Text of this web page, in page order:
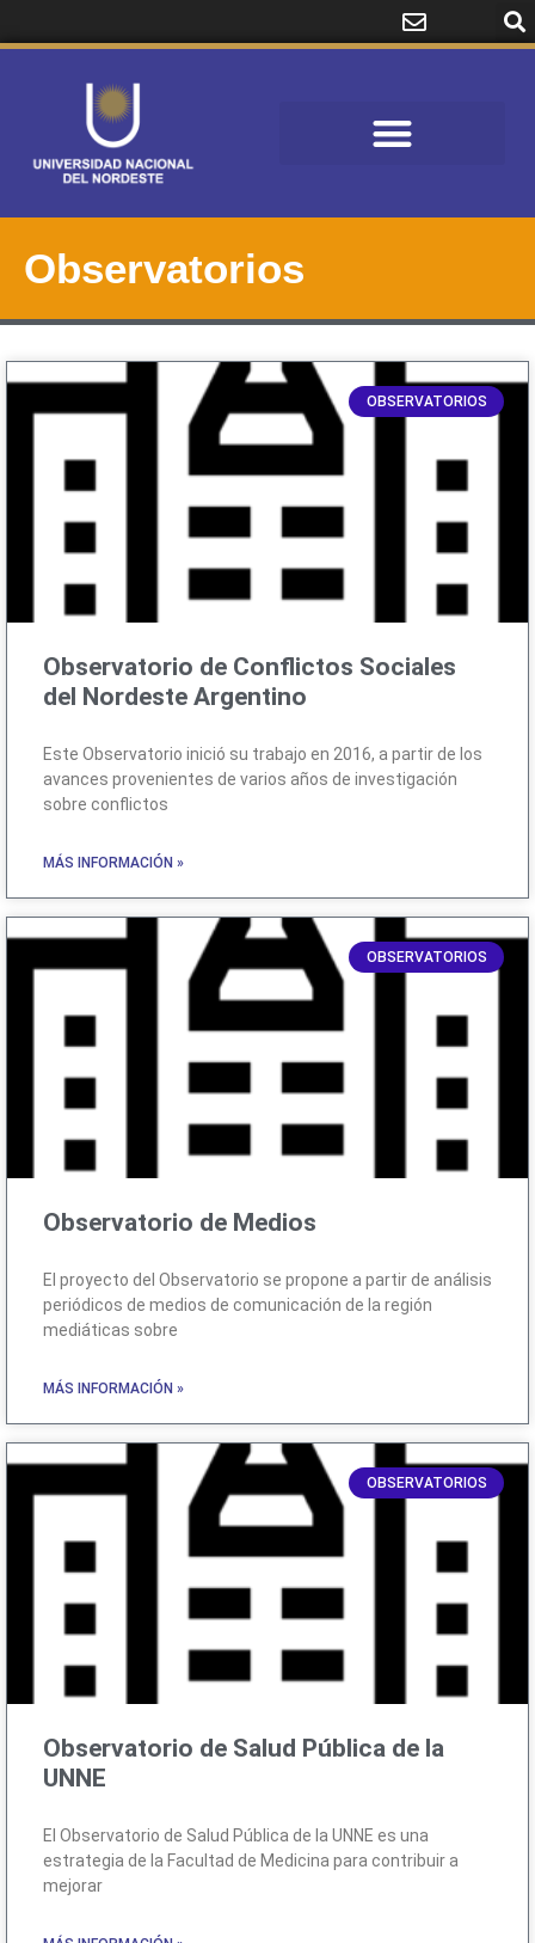
Observatorios
OBSERVATORIOS
Observatorio de Conflictos Sociales
del Nordeste Argentino
Este Observatorio inició su trabajo en 2016, a partir de los
avances provenientes de varios años de investigación
sobre conflictos
MÁS INFORMACIÓN »
OBSERVATORIOS
Observatorio de Medios
El proyecto del Observatorio se propone a partir de análisis
periódicos de medios de comunicación de la región
mediáticas sobre
MÁS INFORMACIÓN »
OBSERVATORIOS
Observatorio de Salud Pública de la
UNNE
El Observatorio de Salud Pública de la UNNE es una
estrategia de la Facultad de Medicina para contribuir a
mejorar